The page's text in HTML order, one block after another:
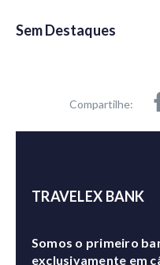
Sem Destaques
Compartilhe:
TRAVELEX BANK
Somos o primeiro
exclusivamente em